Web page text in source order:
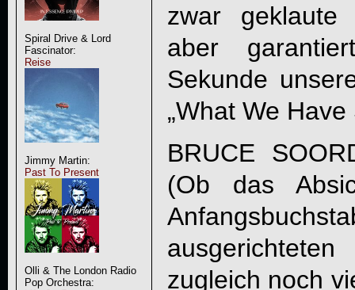
Spiral Drive & Lord
Fascinator:
Reise
Jimmy Martin:
Past To Present
Olli & The London Radio
Pop Orchestra:
zwar geklaute
aber
Sekunde
„What We Have
BRUCE
(Ob das
zugleich noch